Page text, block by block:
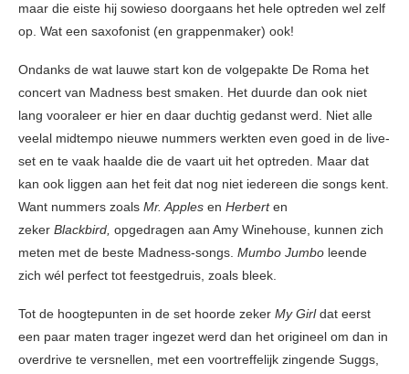
maar die eiste hij sowieso doorgaans het hele optreden wel zelf
op. Wat een saxofonist (en grappenmaker) ook!
Ondanks de wat lauwe start kon de volgepakte De Roma het
concert van Madness best smaken. Het duurde dan ook niet
lang vooraleer er hier en daar duchtig gedanst werd. Niet alle
veelal midtempo nieuwe nummers werkten even goed in de live-
set en te vaak haalde die de vaart uit het optreden. Maar dat
kan ook liggen aan het feit dat nog niet iedereen die songs kent.
Want nummers zoals Mr. Apples en Herberten
zeker Blackbird, opgedragen aan Amy Winehouse, kunnen zich
meten met de beste Madness-songs. Mumbo Jumbo leende
zich wél perfect tot feestgedruis, zoals bleek.
Tot de hoogtepunten in de set hoorde zeker My Girldat eerst
een paar maten trager ingezet werd dan het origineel om dan in
overdrive te versnellen, met een voortreffelijk zingende Suggs,